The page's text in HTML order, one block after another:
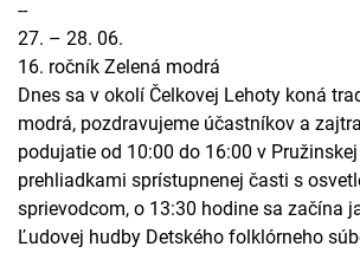
--
27. – 28. 06.
16. ročník Zelená modrá
Dnes sa v okolí Čelkovej Lehoty koná
modrá, pozdravujeme účastníkov a
podujatie od 10:00 do 16:00 v
prehliadkami sprístupnenej časti s
sprievodcom, o 13:30 hodine sa začína
Ľudovej hudby Detského folklórneho